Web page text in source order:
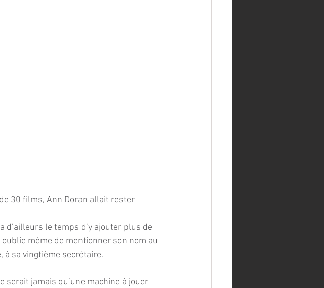
30 films, Ann Doran allait rester
d’ailleurs le temps d’y ajouter plus de
même de mentionner son nom au
à sa vingtième secrétaire.
jamais qu’une machine à jouer